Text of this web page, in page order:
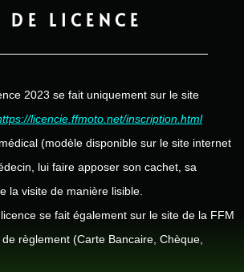
DE LICENCE
2023 se fait uniquement sur le site
licencie.ffmoto.net/inscription.html
(modèle disponible sur le site internet
lui faire apposer son cachet, sa
la visite de manière lisible.
se fait également sur le site de la FFM
règlement (Carte Bancaire, Chèque,